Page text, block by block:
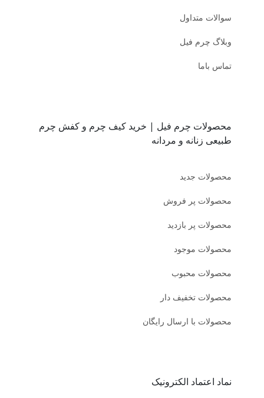
سوالات متداول
وبلاگ چرم فیل
تماس باما
محصولات چرم فیل | خرید کیف چرم و کفش چرم
طبیعی زنانه و مردانه
محصولات جدید
محصولات پر فروش
محصولات پر بازدید
محصولات موجود
محصولات محبوب
محصولات تخفیف دار
محصولات با ارسال رایگان
نماد اعتماد الکترونیک